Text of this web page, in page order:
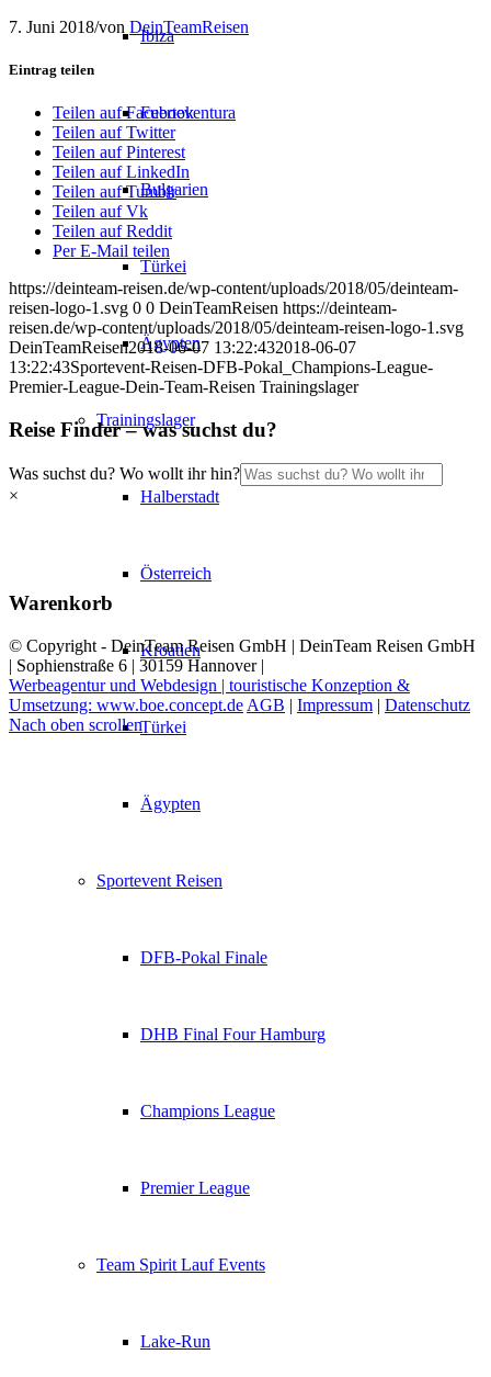
Ibiza
Fuerteventura
Bulgarien
Türkei
Ägypten
Trainingslager
Halberstadt
Österreich
Kroatien
Türkei
Ägypten
Sportevent Reisen
DFB-Pokal Finale
DHB Final Four Hamburg
Champions League
Premier League
Team Spirit Lauf Events
Lake-Run
7. Juni 2018/von DeinTeamReisen
Eintrag teilen
Teilen auf Facebook
Teilen auf Twitter
Teilen auf Pinterest
Teilen auf LinkedIn
Teilen auf Tumblr
Teilen auf Vk
Teilen auf Reddit
Per E-Mail teilen
https://deinteam-reisen.de/wp-content/uploads/2018/05/deinteam-
reisen-logo-1.svg 0 0 DeinTeamReisen https://deinteam-
reisen.de/wp-content/uploads/2018/05/deinteam-reisen-logo-1.svg
DeinTeamReisen2018-06-07 13:22:432018-06-07
13:22:43Sportevent-Reisen-DFB-Pokal_Champions-League-
Premier-League-Dein-Team-Reisen Trainingslager
Reise Finder – was suchst du?
Was suchst du? Wo wollt ihr hin?
×
Warenkorb
© Copyright - DeinTeam Reisen GmbH | DeinTeam Reisen GmbH
| Sophienstraße 6 | 30159 Hannover |
Werbeagentur und Webdesign | touristische Konzeption &
Umsetzung: www.boe.concept.de AGB | Impressum | Datenschutz
Nach oben scrollen